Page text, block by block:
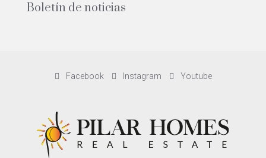
Boletín de noticias
Facebook Instagram Youtube